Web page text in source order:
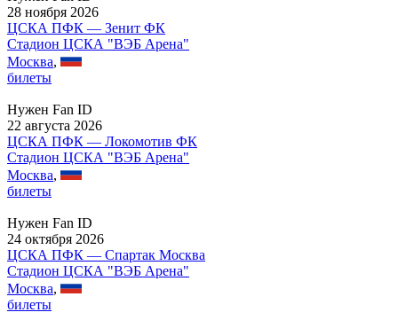
28 ноября 2026
ЦСКА ПФК — Зенит ФК
Стадион ЦСКА "ВЭБ Арена"
Москва,
билеты
Нужен Fan ID
22 августа 2026
ЦСКА ПФК — Локомотив ФК
Стадион ЦСКА "ВЭБ Арена"
Москва,
билеты
Нужен Fan ID
24 октября 2026
ЦСКА ПФК — Спартак Москва
Стадион ЦСКА "ВЭБ Арена"
Москва,
билеты